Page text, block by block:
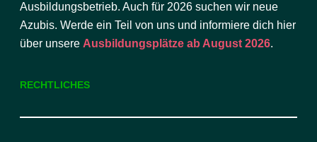
Ausbildungsbetrieb. Auch für 2026 suchen wir neue
Azubis. Werde ein Teil von uns und informiere dich hier
über unsere Ausbildungsplätze ab August 2026.
RECHTLICHES